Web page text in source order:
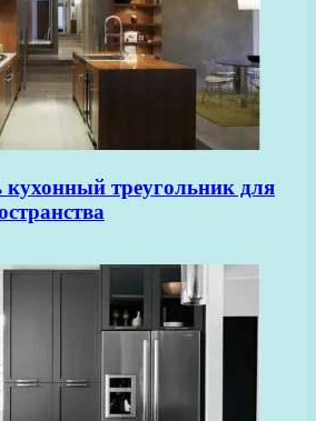
кухонный треугольник для